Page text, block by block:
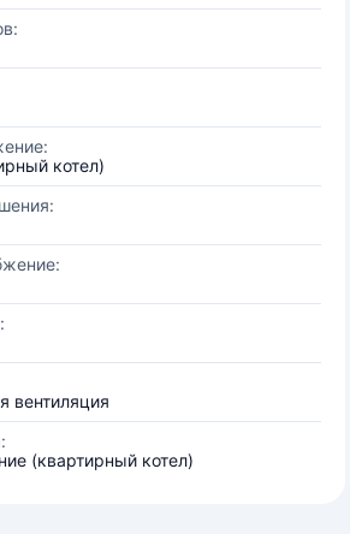
котел)
вентиляция
(квартирный котел)